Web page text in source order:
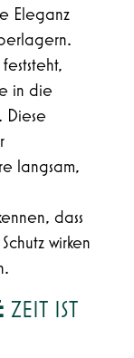
Eleganz
in die
Diese
langsam,
dass
wirken
ZEIT IST